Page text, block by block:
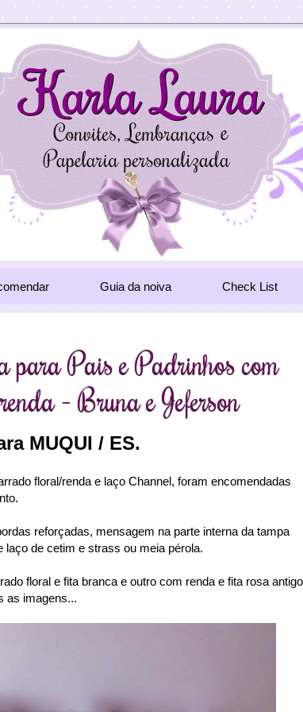
Guia da noiva Check List
para Pais e Padrinhos com
- Bruna e Jeferson
MUQUI / ES.
floral/renda e laço Channel, foram encomendadas
reforçadas, mensagem na parte interna da tampa
laço de cetim e strass ou meia pérola.
floral e fita branca e outro com renda e fita rosa
as imagens...